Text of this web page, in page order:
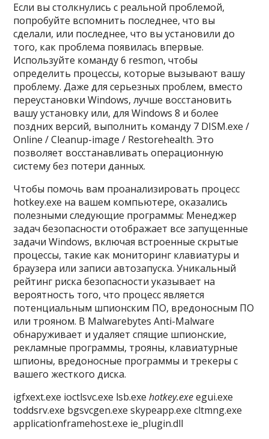
Если вы столкнулись с реальной проблемой,
попробуйте вспомнить последнее, что вы
сделали, или последнее, что вы установили до
того, как проблема появилась впервые.
Используйте команду 6 resmon, чтобы
определить процессы, которые вызывают вашу
проблему. Даже для серьезных проблем, вместо
переустановки Windows, лучше восстановить
вашу установку или, для Windows 8 и более
поздних версий, выполнить команду 7 DISM.exe /
Online / Cleanup-image / Restorehealth. Это
позволяет восстанавливать операционную
систему без потери данных.
Чтобы помочь вам проанализировать процесс
hotkey.exe на вашем компьютере, оказались
полезными следующие программы: Менеджер
задач безопасности отображает все запущенные
задачи Windows, включая встроенные скрытые
процессы, такие как мониторинг клавиатуры и
браузера или записи автозапуска. Уникальный
рейтинг риска безопасности указывает на
вероятность того, что процесс является
потенциальным шпионским ПО, вредоносным ПО
или трояном. B Malwarebytes Anti-Malware
обнаруживает и удаляет спящие шпионские,
рекламные программы, трояны, клавиатурные
шпионы, вредоносные программы и трекеры с
вашего жесткого диска.
igfxext.exe ioctlsvc.exe lsb.exehotkey.exeegui.exe
toddsrv.exe bgsvcgen.exe skypeapp.exe cltmng.exe
applicationframehost.exe ie_plugin.dll